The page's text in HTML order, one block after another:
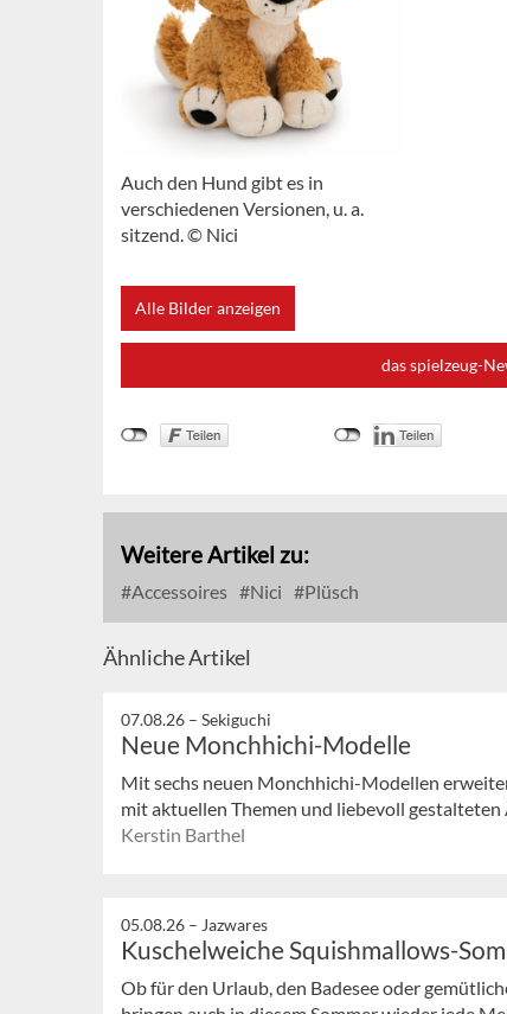
Auch den Hund gibt es in
verschiedenen Versionen, u. a.
sitzend. © Nici
Alle Bilder anzeigen
das spielzeug-
Weitere Artikel zu:
Accessoires Nici Plüsch
Ähnliche Artikel
07.08.26 – Sekiguchi
Neue Monchhichi-Modelle
Mit sechs neuen Monchhichi-Modellen
mit aktuellen Themen und liebevoll gestalteten
Kerstin Barthel
05.08.26 – Jazwares
Kuschelweiche Squishmallows-
Ob für den Urlaub, den Badesee oder